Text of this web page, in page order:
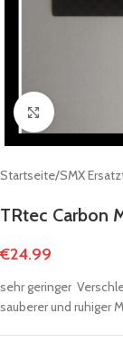
Click to
Startseite/SMX
TRtec Carbon
€24.99
sehr geringer
sauberer und ruhiger